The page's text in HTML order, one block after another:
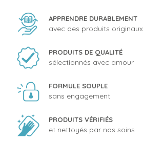
APPRENDRE DURABLEMENT
avec des produits originaux
PRODUITS DE QUALITÉ
sélectionnés avec amour
FORMULE SOUPLE
sans engagement
PRODUITS VÉRIFIÉS
et nettoyés par nos soins